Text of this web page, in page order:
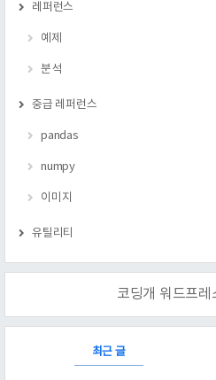
레퍼런스
예제
분석
중급 레퍼런스
pandas
numpy
이미지
유틸리티
코딩개 워드프레
최근 글